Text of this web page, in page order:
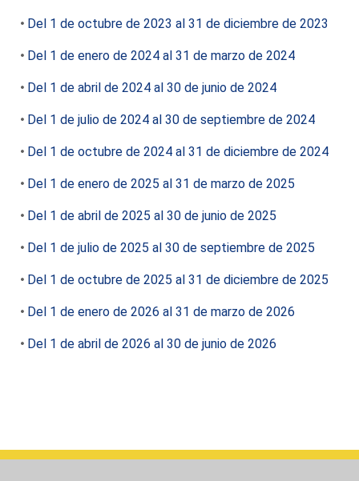
Del 1 de octubre de 2023 al 31 de diciembre de 2023
Del 1 de enero de 2024 al 31 de marzo de 2024
Del 1 de abril de 2024 al 30 de junio de 2024
Del 1 de julio de 2024 al 30 de septiembre de 2024
Del 1 de octubre de 2024 al 31 de diciembre de 2024
Del 1 de enero de 2025 al 31 de marzo de 2025
Del 1 de abril de 2025 al 30 de junio de 2025
Del 1 de julio de 2025 al 30 de septiembre de 2025
Del 1 de octubre de 2025 al 31 de diciembre de 2025
Del 1 de enero de 2026 al 31 de marzo de 2026
Del 1 de abril de 2026 al 30 de junio de 2026